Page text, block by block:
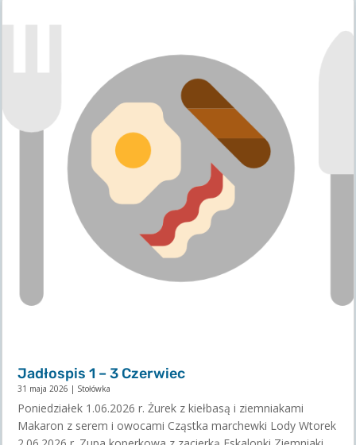
Jadłospis 1 – 3 Czerwiec
31 maja 2026 | Stołówka
Poniedziałek 1.06.2026 r. Żurek z kiełbasą i ziemniakami
Makaron z serem i owocami Cząstka marchewki Lody Wtorek